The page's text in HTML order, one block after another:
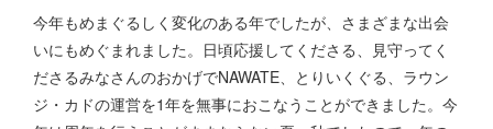
今年もめまぐるしく変化のある年でしたが、さまざまな出会
いにもめぐまれました。日頃応援してくださる、見守ってく
ださるみなさんのおかげでNAWATE、とりいくぐる、ラウン
ジ・カドの運営を1年を無事におこなうことができました。今